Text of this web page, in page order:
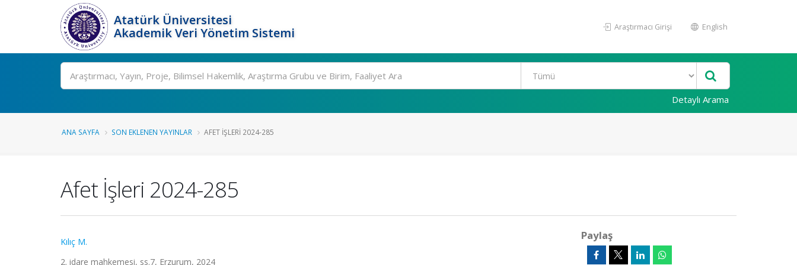
Atatürk Üniversitesi
Akademik Veri Yönetim Sistemi
Araştırmacı Girişi English
Ara
Detaylı Arama
ANA SAYFA SON EKLENEN YAYINLAR AFET İŞLERI 2024-285
Afet İşleri 2024-285
Kılıç M.
2. idare mahkemesi, ss.7, Erzurum, 2024
Paylaş